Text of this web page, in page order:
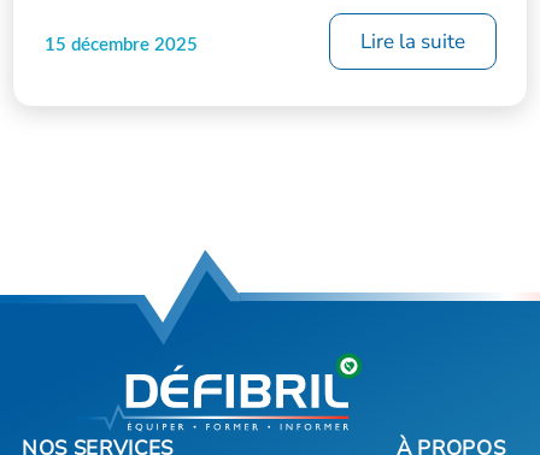
15 décembre 2025 Lire la suite